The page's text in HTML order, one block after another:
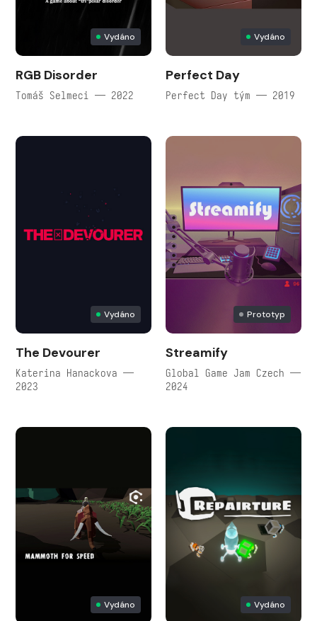
Vydáno
RGB Disorder
Tomáš Selmeci — 2022
Vydáno
Perfect Day
Perfect Day tým — 2019
Vydáno
The Devourer
Katerina Hanackova —
2023
Prototyp
Streamify
Global Game Jam Czech —
2024
Vydáno Vydáno